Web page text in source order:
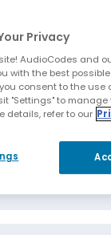
de dispositivos
de
rápida
recuperação
Privacy
AudioCodes and
with the best
you consent to the use
"Settings" to
details, refer to our